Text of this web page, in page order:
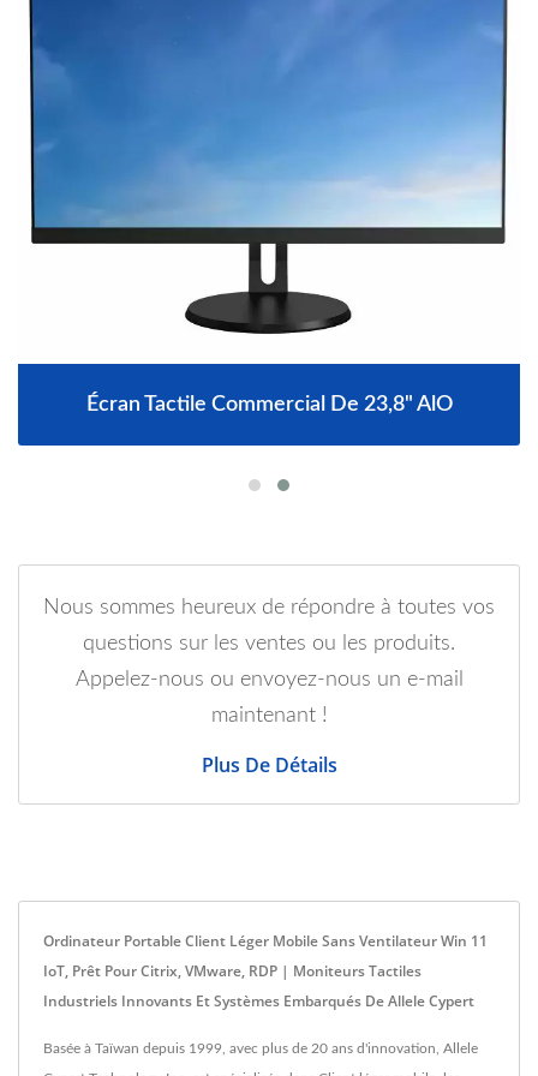
Écran Tactile Commercial De 23,8" AlO
Nous sommes heureux de répondre à toutes vos
questions sur les ventes ou les produits.
Appelez-nous ou envoyez-nous un e-mail
maintenant !
Plus De Détails
Ordinateur Portable Client Léger Mobile Sans Ventilateur Win 11
IoT, Prêt Pour Citrix, VMware, RDP | Moniteurs Tactiles
Industriels Innovants Et Systèmes Embarqués De Allele Cypert
Basée à Taïwan depuis 1999, avec plus de 20 ans d'innovation, Allele